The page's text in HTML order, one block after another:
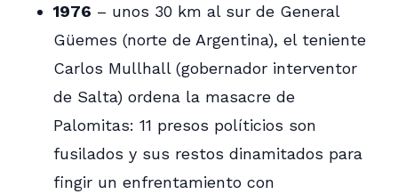
1976 – unos 30 km al sur de General
Güemes (norte de Argentina), el teniente
Carlos Mullhall (gobernador interventor
de Salta) ordena la masacre de
Palomitas: 11 presos políticios son
fusilados y sus restos dinamitados para
fingir un enfrentamiento con